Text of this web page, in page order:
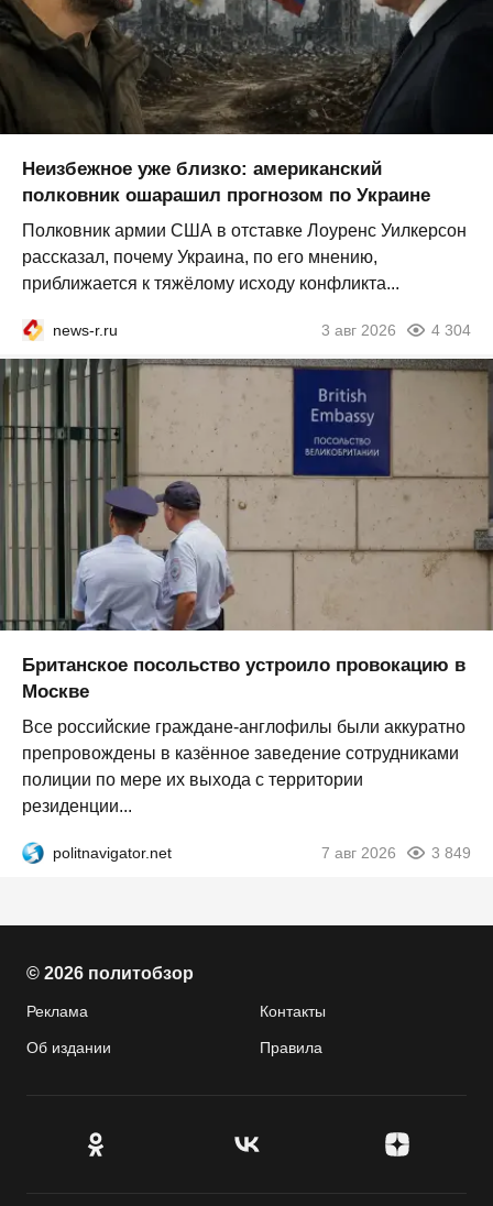
Неизбежное уже близко: американский
полковник ошарашил прогнозом по Украине
Полковник армии США в отставке Лоуренс Уилкерсон
рассказал, почему Украина, по его мнению,
приближается к тяжёлому исходу конфликта...
news-r.ru 3 авг 2026 4 304
Британское посольство устроило провокацию в
Москве
Все российские граждане-англофилы были аккуратно
препровождены в казённое заведение сотрудниками
полиции по мере их выхода с территории
резиденции...
politnavigator.net 7 авг 2026 3 849
© 2026 политобзор
Реклама Контакты
Об издании Правила